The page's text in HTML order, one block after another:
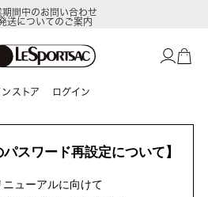
期間中のお問い合わせ
送についてのご案内
ストア ログイン
パスワード再設定について】
ニューアルに向けて